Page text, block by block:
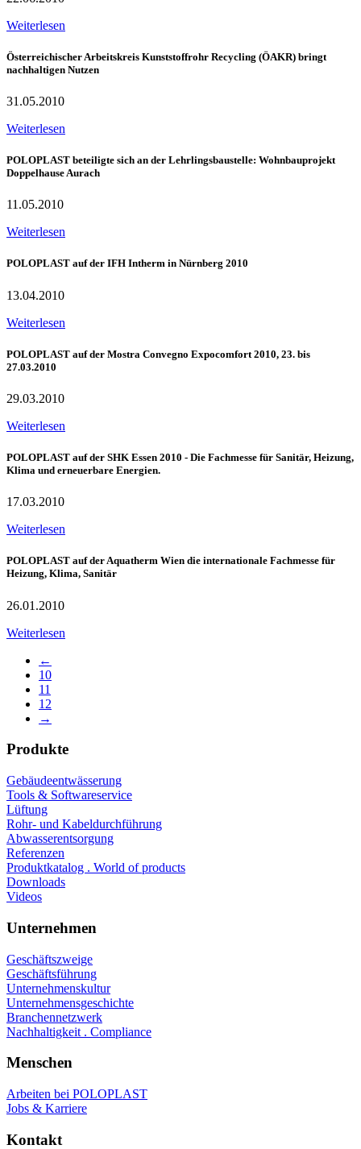
Weiterlesen
Österreichischer Arbeitskreis Kunststoffrohr Recycling (ÖAKR) bringt
nachhaltigen Nutzen
31.05.2010
Weiterlesen
POLOPLAST beteiligte sich an der Lehrlingsbaustelle: Wohnbauprojekt
Doppelhause Aurach
11.05.2010
Weiterlesen
POLOPLAST auf der IFH Intherm in Nürnberg 2010
13.04.2010
Weiterlesen
POLOPLAST auf der Mostra Convegno Expocomfort 2010, 23. bis
27.03.2010
29.03.2010
Weiterlesen
POLOPLAST auf der SHK Essen 2010 - Die Fachmesse für Sanitär, Heizung,
Klima und erneuerbare Energien.
17.03.2010
Weiterlesen
POLOPLAST auf der Aquatherm Wien die internationale Fachmesse für
Heizung, Klima, Sanitär
26.01.2010
Weiterlesen
←
10
11
12
→
Produkte
Gebäudeentwässerung
Tools & Softwareservice
Lüftung
Rohr- und Kabeldurchführung
Abwasserentsorgung
Referenzen
Produktkatalog . World of products
Downloads
Videos
Unternehmen
Geschäftszweige
Geschäftsführung
Unternehmenskultur
Unternehmensgeschichte
Branchennetzwerk
Nachhaltigkeit . Compliance
Menschen
Arbeiten bei POLOPLAST
Jobs & Karriere
Kontakt